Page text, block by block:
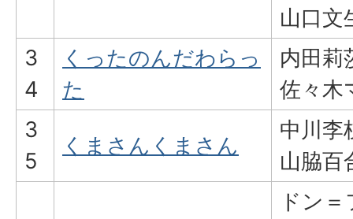
山口文
3
4
くったのんだわらっ
た
内田莉
佐々木
3
5
くまさんくまさん
中川李
山脇百
ドン